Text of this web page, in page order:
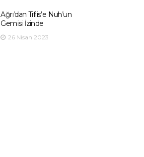
Ağrı’dan Tiflis’e Nuh’un
Gemisi İzinde
26 Nisan 2023